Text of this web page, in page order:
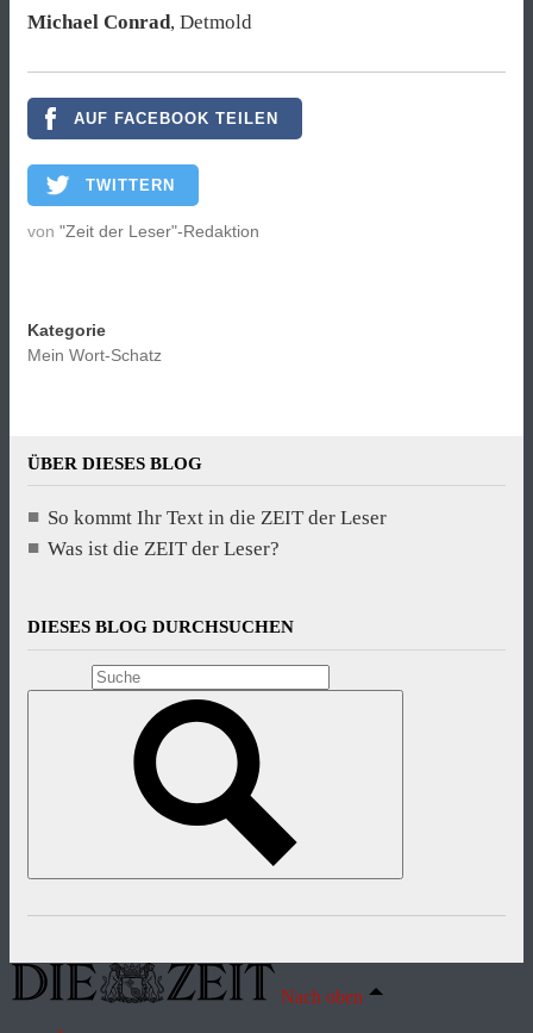
Michael Conrad, Detmold
AUF FACEBOOK TEILEN
TWITTERN
von "Zeit der Leser"-Redaktion
Kategorie
Mein Wort-Schatz
ÜBER DIESES BLOG
So kommt Ihr Text in die ZEIT der Leser
Was ist die ZEIT der Leser?
DIESES BLOG DURCHSUCHEN
Nach oben